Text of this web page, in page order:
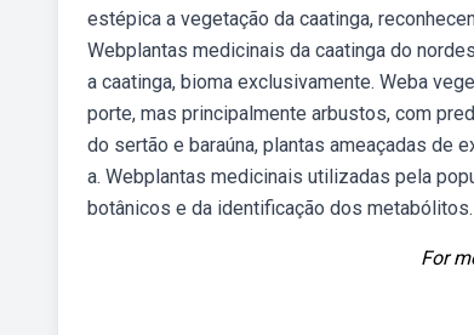
estépica a vegetação da caatinga,
Webplantas medicinais da caatinga do
a caatinga, bioma exclusivamente. Weba
porte, mas principalmente arbustos, com
do sertão e baraúna, plantas ameaçadas de
a. Webplantas medicinais utilizadas pela
botânicos e da identificação dos
For